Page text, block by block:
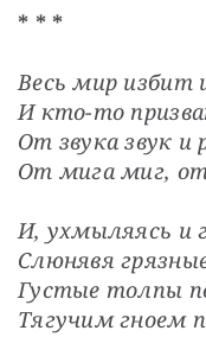
* * *
Весь мир избит
И кто-то
От звука звук и
От мига миг,
И, ухмыляясь и
Слюнявя
Густые толпы
Тягучим гноем